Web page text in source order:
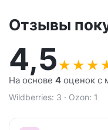
Отзывы
4,5★ ★ ★
На основе 4 оценок с
Wildberries: 3 · Ozon: 1